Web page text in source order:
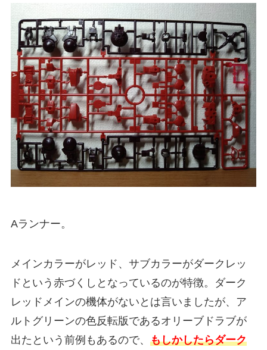
Aランナー。
メインカラーがレッド、サブカラーがダークレッ
ドという赤づくしとなっているのが特徴。ダーク
レッドメインの機体がないとは言いましたが、ア
ルトグリーンの色反転版であるオリーブドラブが
出たという前例もあるので、 もしかしたらダーク